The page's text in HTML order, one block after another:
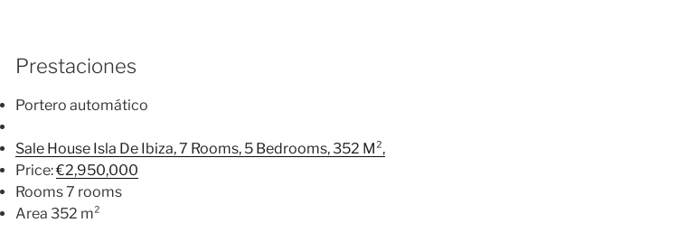
Prestaciones
Portero automático
Sale House Isla De Ibiza, 7 Rooms, 5 Bedrooms, 352 M²,
Price:€2,950,000
Rooms 7 rooms
Area 352 m²